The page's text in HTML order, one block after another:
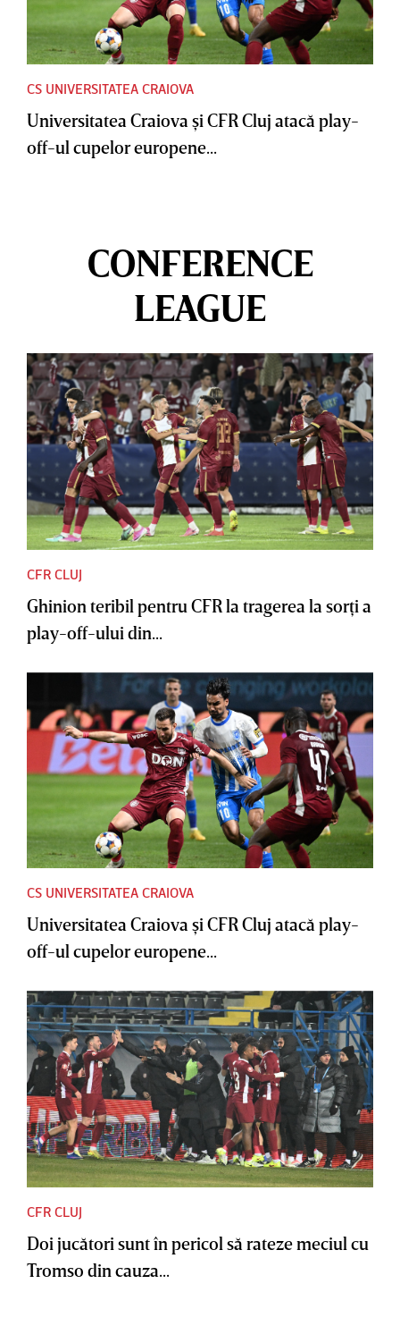
CS UNIVERSITATEA CRAIOVA
Universitatea Craiova şi CFR Cluj atacă play-
off-ul cupelor europene...
CONFERENCE
LEAGUE
CFR CLUJ
Ghinion teribil pentru CFR la tragerea la sorţi a
play-off-ului din...
CS UNIVERSITATEA CRAIOVA
Universitatea Craiova şi CFR Cluj atacă play-
off-ul cupelor europene...
CFR CLUJ
Doi jucători sunt în pericol să rateze meciul cu
Tromso din cauza...